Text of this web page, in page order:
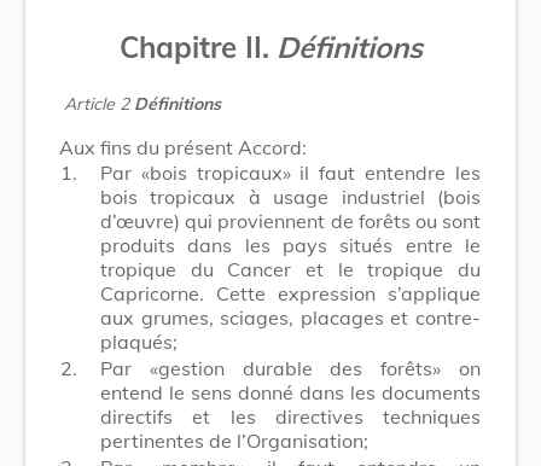
Chapitre II. Définitions
Article 2 Définitions
Aux fins du présent Accord:
1.
Par «bois tropicaux» il faut entendre les
bois tropicaux à usage industriel (bois
d’œuvre) qui proviennent de forêts ou sont
produits dans les pays situés entre le
tropique du Cancer et le tropique du
Capricorne. Cette expression s’applique
aux grumes, sciages, placages et contre-
plaqués;
2.
Par «gestion durable des forêts» on
entend le sens donné dans les documents
directifs et les directives techniques
pertinentes de l’Organisation;